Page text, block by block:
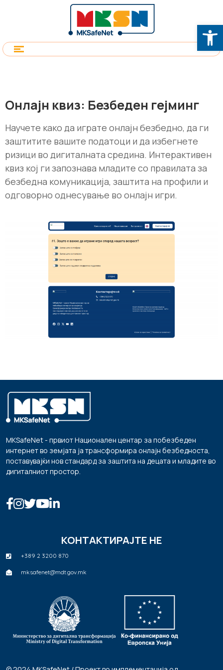
Онлајн квиз: Безбеден гејминг
Научете како да играте онлајн безбедно, да ги
заштитите вашите податоци и да избегнете
ризици во дигиталната средина. Интерактивен
квиз кој ги запознава младите со правилата за
безбедна комуникација, заштита на профили и
одговорно однесување во онлајн игри.
MKSafeNet - првиот Национален центар за побезбеден
интернет во земјата ја трансформира онлајн безбедноста,
поставувајќи нов стандард за заштита на децата и младите во
дигиталниот простор.
КОНТАКТИРАЈТЕ НЕ
+389 2 3200 870
mksafenet@mdt.gov.mk